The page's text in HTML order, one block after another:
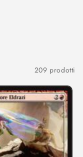
209 prodotti